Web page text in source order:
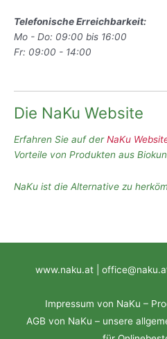
Telefonische Erreichbarkeit:
Mo - Do: 09:00 bis 16:00
Fr: 09:00 - 14:00
Die NaKu Website
Erfahren Sie auf derNaKu
Vorteile von Produkten aus
NaKu ist die Alternative zu
www.naku.at |
Impressum von NaKu –
AGB von NaKu – unsere